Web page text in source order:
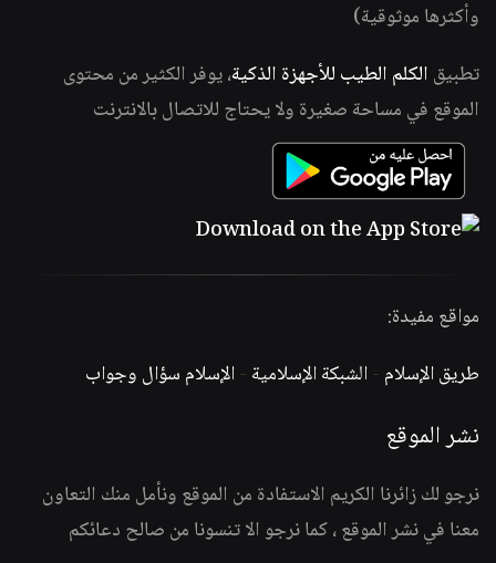
وأكثرها موثوقية)
تطبيق الكلم الطيب للأجهزة الذكية، يوفر الكثير من محتوى
الموقع في مساحة صغيرة ولا يحتاج للاتصال بالانترنت
مواقع مفيدة:
طريق الإسلام -الشبكة الإسلامية -الإسلام سؤال وجواب
نشر الموقع
نرجو لك زائرنا الكريم الاستفادة من الموقع ونأمل منك التعاون
معنا في نشر الموقع ، كما نرجو الا تنسونا من صالح دعائكم